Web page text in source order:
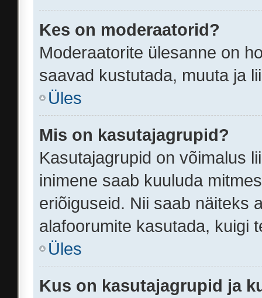
Kes on moderaatorid?
Moderaatorite ülesanne on
saavad kustutada, muuta ja
Üles
Mis on kasutajagrupid?
Kasutajagrupid on võimalus
inimene saab kuuluda
eriõiguseid. Nii saab näiteks
alafoorumite kasutada, kuigi
Üles
Kus on kasutajagrupid ja